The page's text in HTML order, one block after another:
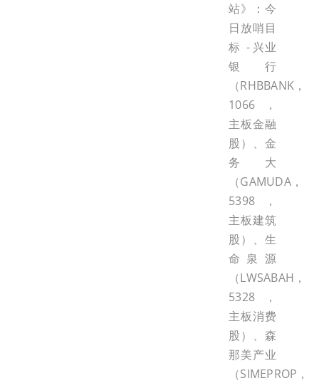
站》：今
日放哨目
标 - 兴业
银行
（RHBBANK，
1066，
主板金融
股）、金
务大
（GAMUDA，
5398，
主板建筑
股）、生
命泉源
（LWSABAH，
5328，
主板消费
股）、森
那美产业
（SIMEPROP，